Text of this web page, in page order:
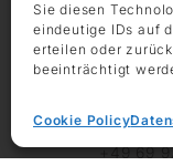
Sie diesen
eindeutige IDs auf
erteilen oder
beeinträchtigt
Cookie Policy
Montag
+49 69
+49 69